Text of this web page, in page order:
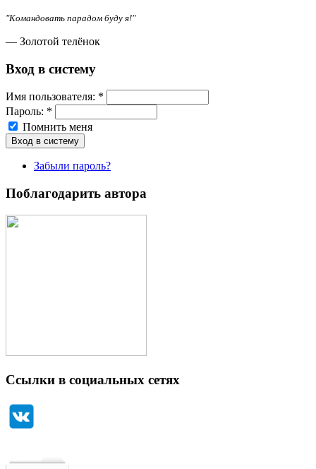
"Командовать парадом буду я!"
— Золотой телёнок
Вход в систему
Имя пoльзовaтeля: *
Пароль: *
Помнить меня
Забыли пароль?
Поблагодарить автора
Ссылки в социальных сетях